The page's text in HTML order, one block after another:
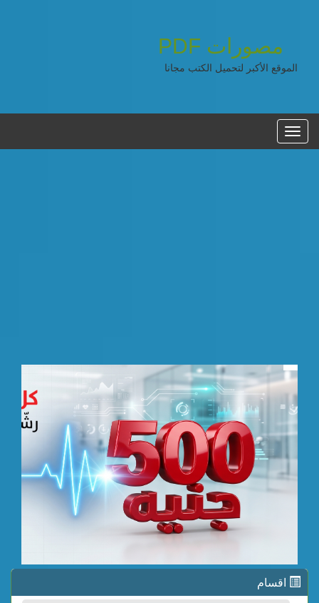
مصورات PDF
الموقع الأكبر لتحميل الكتب مجانا
القائمه
الرئيسية
اقسام